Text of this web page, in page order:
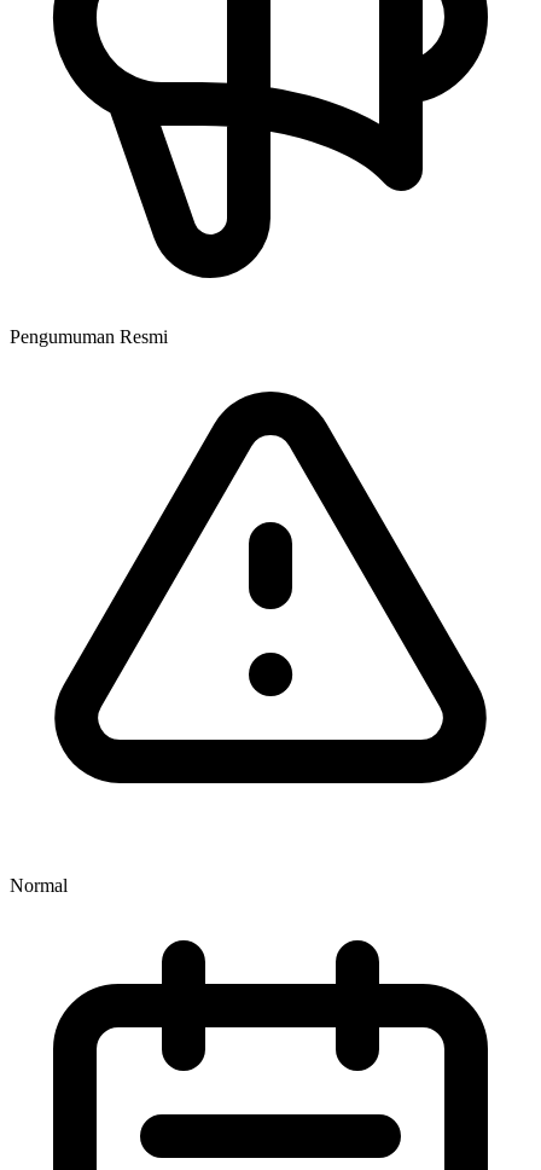
Pengumuman Resmi
Normal